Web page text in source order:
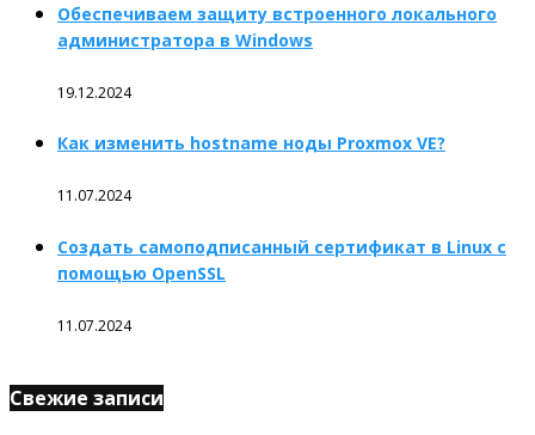
Обеспечиваем защиту встроенного локального
администратора в Windows
19.12.2024
Как изменить hostname ноды Proxmox VE?
11.07.2024
Создать самоподписанный сертификат в Linux с
помощью OpenSSL
11.07.2024
Свежие записи